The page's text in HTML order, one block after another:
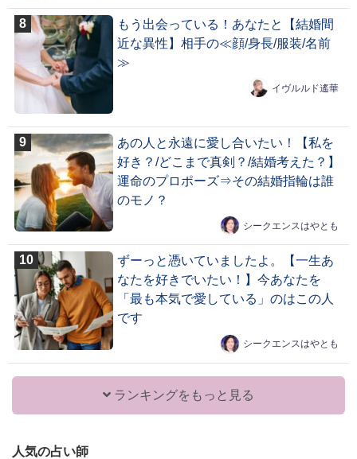
もう出会っている！あなたと【結婚間
近な異性】相手の≪顔/身長/服装/名前
≫
イヴルルド遙華
あの人と永遠に愛し合いたい！【私を
好き？/どこまで真剣？/結婚考えた？】
運命のプロポーズ⇒その結婚指輪は誰
のモノ？
シークエンスはやとも
ずーっと憑いていましたよ。【一生あ
なたを好きでいたい！】今あなたを
「最も本気で愛している」のはこの人
です
シークエンスはやとも
ランキングをもっと見る
人気の占い師